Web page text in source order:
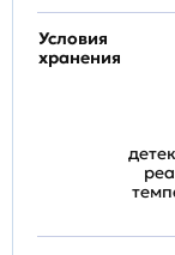
Условия
хранения